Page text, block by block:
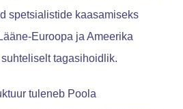
spetsialistide kaasamiseks
Euroopa ja Ameerika
tagasihoidlik.
tuleneb Poola